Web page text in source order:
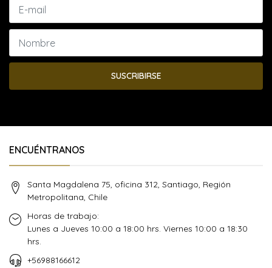
SUSCRIBIRSE
ENCUÉNTRANOS
Santa Magdalena 75, oficina 312, Santiago, Región
Metropolitana, Chile
Horas de trabajo:
Lunes a Jueves 10:00 a 18:00 hrs. Viernes 10:00 a 18:30
hrs.
+56988166612